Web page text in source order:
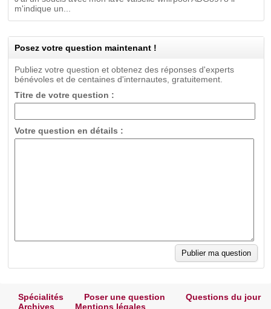
m'indique un...
Posez votre question maintenant !
Publiez votre question et obtenez des réponses d'experts
bénévoles et de centaines d'internautes, gratuitement.
Titre de votre question :
Votre question en détails :
Spécialités Poser une question
Questions du jour
Archives
Mentions légales